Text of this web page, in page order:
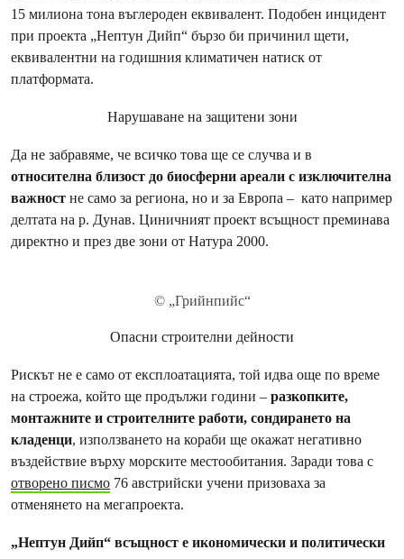
15 милиона тона въглероден еквивалент. Подобен инцидент
при проекта „Нептун Дийп“ бързо би причинил щети,
еквивалентни на годишния климатичен натиск от
платформата.
Нарушаване на защитени зони
Да не забравяме, че всичко това ще се случва и в
относителна близост до биосферни ареали с изключителна
важност не само за региона, но и за Европа – като например
делтата на р. Дунав. Циничният проект всъщност преминава
директно и през две зони от Натура 2000.
© „Грийнпийс“
Опасни строителни дейности
Рискът не е само от експлоатацията, той идва още по време
на строежа, който ще продължи години – разкопките,
монтажните и строителните работи, сондирането на
кладенци, използването на кораби ще окажат негативно
въздействие върху морските местообитания. Заради това с
отворено писмо 76 австрийски учени призоваха за
отменянето на мегапроекта.
„Нептун Дийп“ всъщност е икономически и политически